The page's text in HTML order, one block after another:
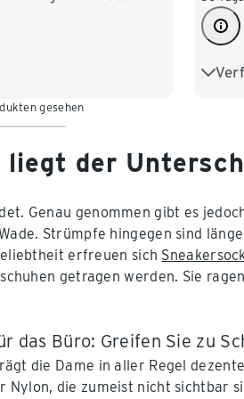
35-
gesehen
liegt der
Genau genommen gibt es
Strümpfe hingegen sind
erfreuen sich
getragen werden. Sie
das Büro: Greifen Sie zu
die Dame in aller Regel
Nylon, die zumeist nicht sichtbar